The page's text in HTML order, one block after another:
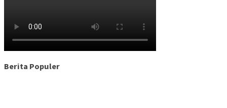
Berita Populer